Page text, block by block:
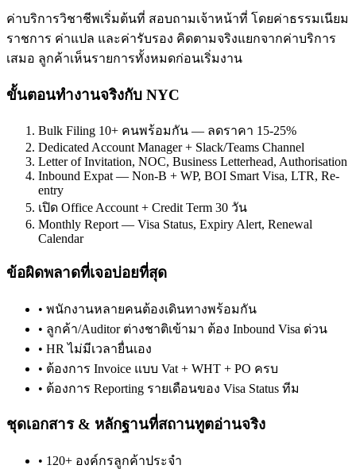
ค่าบริการวิชาชีพเริ่มต้นที่ สอบถามเจ้าหน้าที่ โดยค่าธรรมเนียม
ราชการ ค่าแปล และค่ารับรอง คิดตามจริงแยกจากค่าบริการ
เสมอ ลูกค้าเห็นรายการทั้งหมดก่อนเริ่มงาน
ขั้นตอนทำงานจริงกับ NYC
Bulk Filing 10+ คนพร้อมกัน — ลดราคา 15-25%
Dedicated Account Manager + Slack/Teams Channel
Letter of Invitation, NOC, Business Letterhead, Authorisation
Inbound Expat — Non-B + WP, BOI Smart Visa, LTR, Re-
entry
เปิด Office Account + Credit Term 30 วัน
Monthly Report — Visa Status, Expiry Alert, Renewal
Calendar
ข้อผิดพลาดที่เจอบ่อยที่สุด
• พนักงานหลายคนต้องเดินทางพร้อมกัน
• ลูกค้า/Auditor ต่างชาติเข้ามา ต้อง Inbound Visa ด่วน
• HR ไม่มีเวลายื่นเอง
• ต้องการ Invoice แบบ Vat + WHT + PO ครบ
• ต้องการ Reporting รายเดือนของ Visa Status ทีม
ชุดเอกสาร & หลักฐานที่สถานทูตอ่านจริง
• 120+ องค์กรลูกค้าประจำ